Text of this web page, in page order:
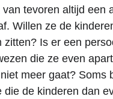
tevoren altijd een
Willen ze de
zitten? Is er een
die ze even
meer gaat? Soms
die de kinderen dan